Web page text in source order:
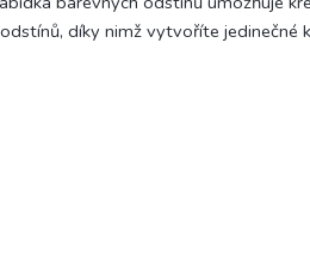
díky nimž vytvoříte jedinečné